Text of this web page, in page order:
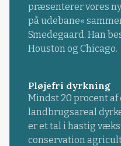
præsenterer vores
på udebane«
Smedegaard. Han
Houston og Chicago.
Pløjefri dyrkning
Mindst 20 procent af
landbrugsareal
er et tal i hastig
conservation